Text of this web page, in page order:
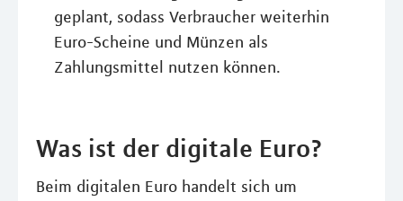
geplant, sodass Verbraucher weiterhin
Euro-Scheine und Münzen als
Zahlungsmittel nutzen können.
Was ist der digitale Euro?
Beim digitalen Euro handelt sich um